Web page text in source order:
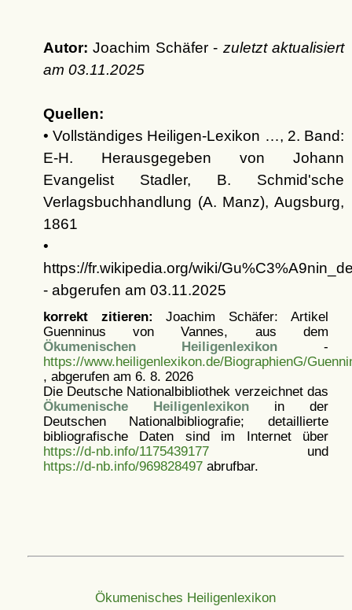
Autor: Joachim Schäfer - zuletzt aktualisiert
am 03.11.2025
Quellen:
• Vollständiges Heiligen-Lexikon …, 2. Band:
E-H. Herausgegeben von Johann
Evangelist Stadler, B. Schmid'sche
Verlagsbuchhandlung (A. Manz), Augsburg,
1861
•
https://fr.wikipedia.org/wiki/
- abgerufen am 03.11.2025
korrekt zitieren: Joachim Schäfer: Artikel
Guenninus von Vannes, aus dem
Ökumenischen Heiligenlexikon -
https://www.heiligenlexikon.de/BiographienG/
, abgerufen am 6. 8. 2026
Die Deutsche Nationalbibliothek verzeichnet das
Ökumenische Heiligenlexikonin der
Deutschen Nationalbibliografie; detaillierte
bibliografische Daten sind im Internet über
https://d-nb.info/1175439177und
https://d-nb.info/969828497abrufbar.
Ökumenisches Heiligenlexikon